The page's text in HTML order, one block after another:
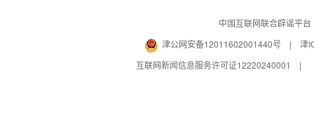
中国互联网联合辟谣平台
津公网安备12011602001440号
|
津
互联网新闻信息服务许可证12220240001
|